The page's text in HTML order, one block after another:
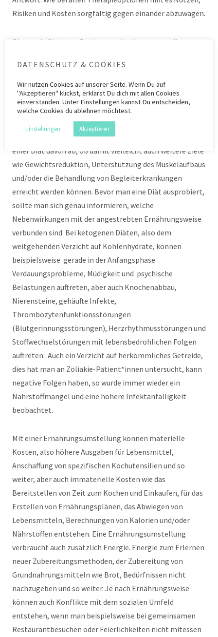
Risiken und Kosten sorgfältig gegen einander abzuwägen.
Ob gerade Sie einen Gewinn von der Umsetzung dieser
beantworten, zum einen, weil eine ausreichende
Datenbasis schlicht nicht existiert, zum anderen, weil
körperliche und psychische Voraussetzungen von Person
zu Person stark variieren. In der Diätforschung zeigte sich
beispielsweise, dass es keine Diät gibt, die für alle
Personen gleich gut funktioniert. Auch hängt der Nutzen
einer Diät davon ab, ob damit vielleicht auch weitere Ziele
wie Gewichtsreduktion, Unterstützung des Muskelaufbaus
und/oder die Behandlung von Begleiterkrankungen
erreicht werden können. Bevor man eine Diät ausprobiert,
sollte man sich genau informieren, welche
Nebenwirkungen mit der angestrebten Ernährungsweise
verbunden sind. Bei ketogenen Diäten, also dem
weitgehenden Verzicht auf Kohlenhydrate, können
beispielsweise gerade in der Anfangsphase
Verdauungsprobleme, Müdigkeit und psychische
Belastungen auftreten, aber auch Knochenabbau,
Nierensteine, gehäufte Infekte,
Thrombozytenfunktionsstörungen
(Blutgerinnungsstörungen), Herzrhythmusstörungen und
Stoffwechselstörungen mit lebensbedrohlichen Folgen
auftreten. Auch ein Verzicht auf herkömmliches Getreide,
dies hat man an Zöliakie-Patient*innen untersucht, kann
negative Folgen haben, so wurde immer wieder ein
Nährstoffmangel und eine höhere Infektanfälligkeit
beobachtet.
Mit einer Ernährungsumstellung können materielle
Kosten, also höhere Ausgaben für Lebensmittel,
Anschaffung von spezifischen Kochutensilien und so
weiter, aber auch immaterielle Kosten wie das
Bereitstellen von Zeit zum Kochen und Einkaufen, für das
Erstellen von Ernährungsplänen, das Abwiegen von
Lebensmitteln, Berechnungen von Kalorien und/oder
Nährstoffen entstehen. Eine Ernährungsumstellung
verbraucht auch zusätzlich Energie. Energie zum Erlernen
neuer Zubereitungsmethoden, der Zubereitung von
Grundnahrungsmitteln wie Brot, Bedürfnissen nicht
nachzugeben und so weiter. Je nach Ernährungsweise
können auch Konflikte mit dem sozialen Umfeld
entstehen, wenn man beispielsweise bei gemeinsamen
Restaurantbesuchen oder Feierlichkeiten nicht mitessen
DATENSCHUTZ & COOKIES
Wir nutzen Cookies auf unserer Seite. Wenn Du auf
"Akzeptieren" klickst, erklärst Du dich mit allen Cookies
einverstanden. Unter Einstellungen kannst Du entscheiden,
welche Cookies du ablehnen möchtest.
Einstellungen Akzeptieren